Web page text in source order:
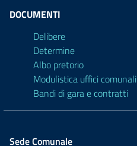
DOCUMENTI
Delibere
Determine
Albo pretorio
Modulistica uffici comunali
Bandi di gara e contratti
Sede Comunale